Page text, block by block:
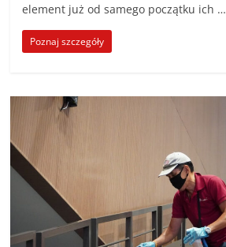
element już od samego początku ich …
Poznaj szczegóły